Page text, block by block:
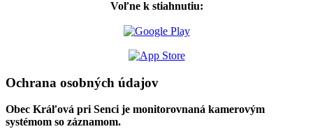
Voľne k stiahnutiu:
Ochrana osobných údajov
Obec Kráľová pri Senci je monitorovnaná kamerovým
systémom so záznamom.